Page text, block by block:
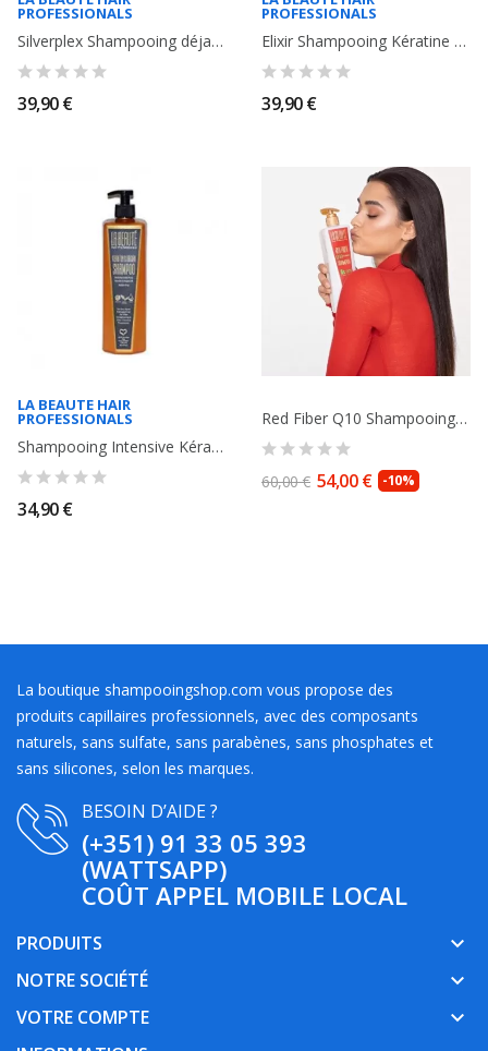
PROFESSIONALS
Silverplex Shampooing déjaunissant à la Kératine pure( cheveux blond et...
39,90 €
PROFESSIONALS
Elixir Shampooing Kératine Pure, vitamines pour cheveux fins secs, abîmés et...
39,90 €
LA BEAUTE HAIR
PROFESSIONALS
Shampooing Intensive Kératine Pure et Argan sans paraben. Cheveux abîmés et...
34,90 €
Red Fiber Q10 Shampooing cheveux secs et abîmés 750ml. La Beauté Hair...
60,00 € 54,00 € -10%
La boutique shampooingshop.com vous propose des
produits capillaires professionnels, avec des composants
naturels, sans sulfate, sans parabènes, sans phosphates et
sans silicones, selon les marques.
BESOIN D’AIDE ?
(+351) 91 33 05 393
(WATTSAPP)
COÛT APPEL MOBILE LOCAL
PRODUITS keyboard_arrow_down
NOTRE SOCIÉTÉ keyboard_arrow_down
VOTRE COMPTE keyboard_arrow_down